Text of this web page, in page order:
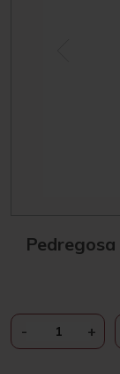
-PEDREGOSA
PETIT
+